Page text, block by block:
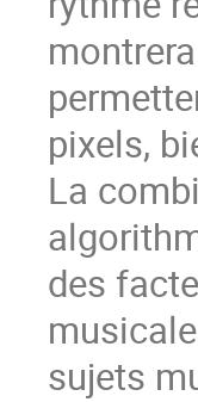
pixels,
La
des
sujets